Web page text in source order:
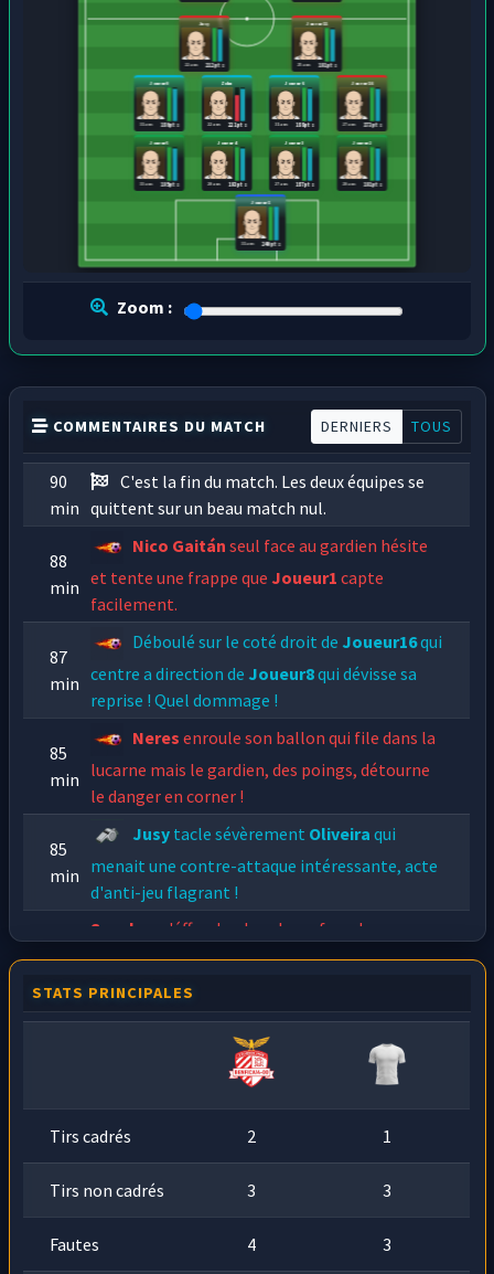
Joueur1
240 pts
31 ans
Joueur5
195 pts
33 ans
Joueur4
193 pts
28 ans
Joueur3
187 pts
27 ans
Joueur2
191 pts
28 ans
Joueur8
186 pts
31 ans
Zohu
221 pts
22 ans
Joueur6
188 pts
31 ans
Joueur16
173 pts
27 ans
Jusy
212 pts
22 ans
Joueur11
191 pts
25 ans
Zoom :
COMMENTAIRES DU MATCH DERNIERS TOUS
90
min
C'est la fin du match. Les deux équipes se
quittent sur un beau match nul.
88
min
Nico Gaitán seul face au gardien hésite
et tente une frappe queJoueur1 capte
facilement.
87
min
Déboulé sur le coté droit de Joueur16qui
centre a direction de Joueur8qui dévisse sa
reprise ! Quel dommage !
85
min
Neres enroule son ballon qui file dans la
lucarne mais le gardien, des poings, détourne
le danger en corner !
85
min
Jusy tacle sévèrement Oliveira qui
menait une contre-attaque intéressante, acte
d'anti-jeu flagrant !
82
Sanches
s'éffondre dans la surface de
réparation devant l'arbitre qui lui dit de se
équipe.
STATS PRINCIPALES
Tirs cadrés 2 1
Tirs non cadrés 3 3
Fautes 4 3